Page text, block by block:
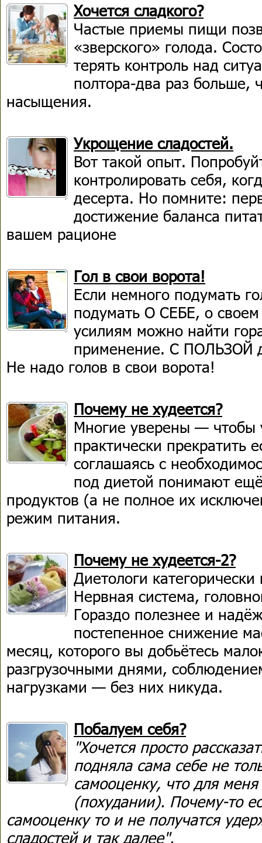
Хочется сладкого?
Частые приемы пищи
«зверского» голода.
терять контроль над
полтора-два раз больше,
насыщения.
Укрощение сладостей.
Вот такой опыт.
контролировать себя,
десерта. Но помните:
достижение баланса
вашем рационе
Гол в свои ворота!
Если немного подумать
подумать О СЕБЕ, о
усилиям можно найти
применение. С ПОЛЬЗОЙ
Не надо голов в свои ворота!
Почему не худеется?
Многие уверены — чтобы
практически прекратить
соглашаясь с
под диетой понимают
продуктов (а не полное их
режим питания.
Почему не худеется-2?
Диетологи категорически
Нервная система,
Гораздо полезнее и
постепенное снижение
месяц, которого вы добьётесь
разгрузочными днями,
нагрузками — без них никуда.
Побалуем себя?
"Хочется просто
подняла сама себе не
самооценку, что для
(похудании). Почему-то
самооценку то и не получатся
сладостей и так далее".